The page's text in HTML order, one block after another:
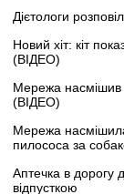
Дієтологи
Новий хіт: кіт
(ВІДЕО)
Мережа насмішив
(ВІДЕО)
Мережа
пилососа за
Аптечка в дорогу
відпусткою